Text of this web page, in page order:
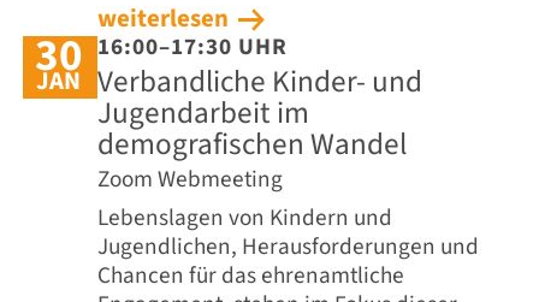
weiterlesen
30
JAN
16:00–17:30 UHR
Verbandliche Kinder- und
Jugendarbeit im
demografischen Wandel
Zoom Webmeeting
Lebenslagen von Kindern und
Jugendlichen, Herausforderungen und
Chancen für das ehrenamtliche